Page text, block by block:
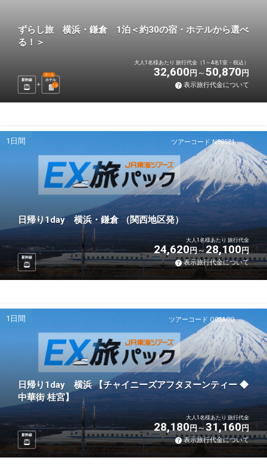
ずらし旅 横浜・鎌倉 1泊＜約30の宿・ホテルから選べ
る！＞
新幹線 ホテル
選べる
1 泊
大人1名様あたり 旅行代金（1～4名1室・税込）
32,600 円 50,870 円
表示旅行代金について
ツアーコード N98521
1日間
日帰り1day 横浜・鎌倉 （関西地区発）
新幹線
大人1名様あたり 旅行代金
24,620円 28,100円
表示旅行代金について
ツアーコード Q02ACO
1日間
日帰り1day 横浜 【チャイニーズアフタヌーンティー ◆
中華街 桂宮】
新幹線
大人1名様あたり 旅行代金
28,180円 31,160円
表示旅行代金について